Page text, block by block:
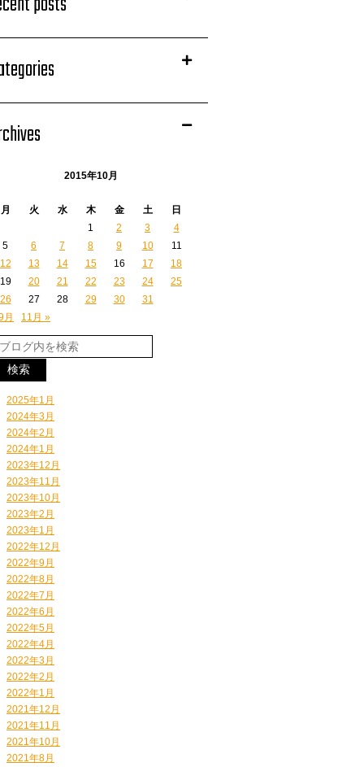
2015年10月
月 火 水 木 金 土
日
1
2 3
4
5
6 7 8 9 10
11
12
13 14 15 16 17
18
19
20 21 22 23 24
25
26
27 28 29 30
31
月
11月 »
2025年1月
2024年3月
2024年2月
2024年1月
2023年12月
2023年11月
2023年10月
2023年2月
2023年1月
2022年12月
2022年9月
2022年8月
2022年7月
2022年6月
2022年5月
2022年4月
2022年3月
2022年2月
2022年1月
2021年12月
2021年11月
2021年10月
2021年8月